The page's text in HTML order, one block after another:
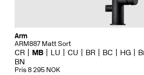
Arm
ARM887 Matt Sort
CR MB LU CU BR BC HG
BN
Pris 8 295 NOK